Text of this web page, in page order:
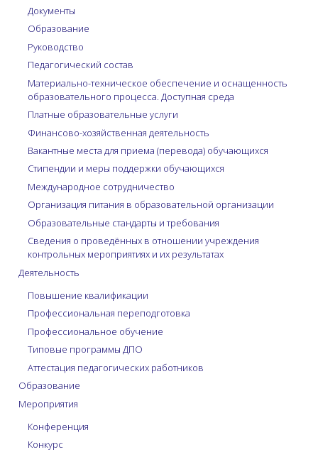
Документы
Образование
Руководство
Педагогический состав
Материально-техническое обеспечение и оснащенность
образовательного процесса. Доступная среда
Платные образовательные услуги
Финансово-хозяйственная деятельность
Вакантные места для приема (перевода) обучающихся
Стипендии и меры поддержки обучающихся
Международное сотрудничество
Организация питания в образовательной организации
Образовательные стандарты и требования
Сведения о проведённых в отношении учреждения
контрольных мероприятиях и их результатах
Деятельность
Повышение квалификации
Профессиональная переподготовка
Профессиональное обучение
Типовые программы ДПО
Аттестация педагогических работников
Образование
Мероприятия
Конференция
Конкурс